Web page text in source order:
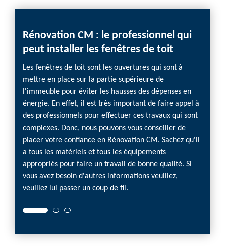
Rénovation CM : le professionnel qui
peut installer les fenêtres de toit
Les fenêtres de toit sont les ouvertures qui sont à
mettre en place sur la partie supérieure de
l'immeuble pour éviter les hausses des dépenses en
énergie. En effet, il est très important de faire appel à
des professionnels pour effectuer ces travaux qui sont
complexes. Donc, nous pouvons vous conseiller de
placer votre confiance en Rénovation CM. Sachez qu'il
a tous les matériels et tous les équipements
appropriés pour faire un travail de bonne qualité. Si
vous avez besoin d'autres informations veuillez,
veuillez lui passer un coup de fil.